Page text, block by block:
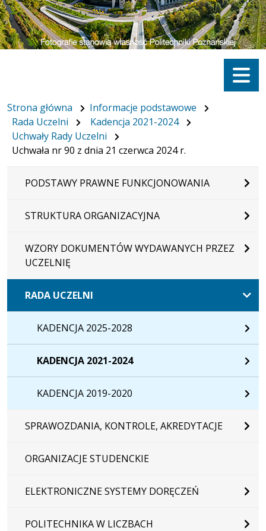
Menu
Strona główna
Informacje podstawowe
Rada Uczelni
Kadencja 2021-2024
Uchwały Rady Uczelni
Uchwała nr 90 z dnia 21 czerwca 2024 r.
PODSTAWY PRAWNE FUNKCJONOWANIA
STRUKTURA ORGANIZACYJNA
WZORY DOKUMENTÓW WYDAWANYCH PRZEZ
UCZELNIĘ
RADA UCZELNI
KADENCJA 2025-2028
KADENCJA 2021-2024
KADENCJA 2019-2020
SPRAWOZDANIA, KONTROLE, AKREDYTACJE
ORGANIZACJE STUDENCKIE
ELEKTRONICZNE SYSTEMY DORĘCZEŃ
POLITECHNIKA W LICZBACH